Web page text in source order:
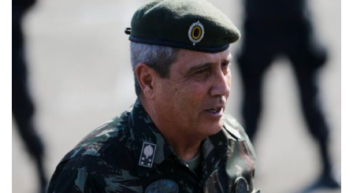
Política
Educação
Municípios
Esportes